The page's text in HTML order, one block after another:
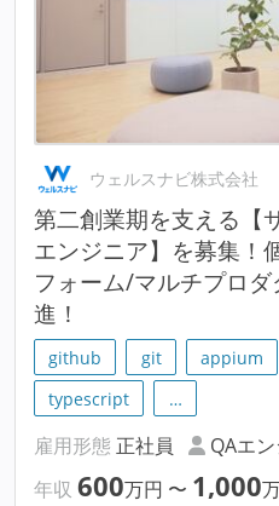
ウェルスナビ株式会社
第二創業期を支える【
エンジニア】を募集！
フォーム/マルチプロ
進！
github git appium
typescript
…
雇用形態 正社員 QAエ
年収 600万円 〜 1,000